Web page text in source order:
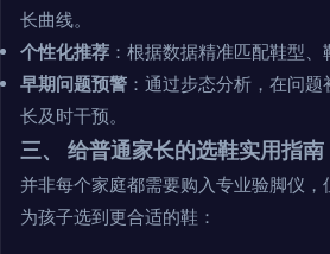
长曲线。
个性化推荐 ：根据数据精准匹配鞋型、
早期问题预警 ：通过步态分析，在问
长及时干预。
三、 给普通家长的选鞋实用指南
并非每个家庭都需要购入专业验脚仪
为孩子选到更合适的鞋：